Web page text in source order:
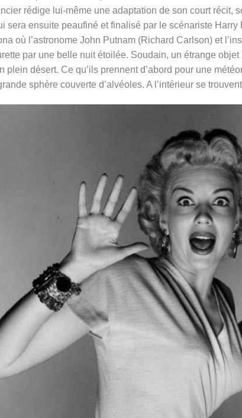
rédige lui-même une adaptation de son court récit,
sera ensuite peaufiné et finalisé par le scénariste Harry
où l’astronome John Putnam (Richard Carlson) et
par une belle nuit étoilée. Soudain, un étrange
plein désert. Ce qu’ils prennent d’abord pour une
sphère couverte d’alvéoles. A l’intérieur se